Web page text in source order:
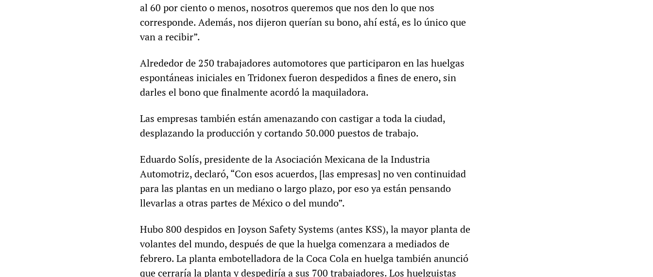
al 60 por ciento o menos, nosotros queremos que nos den lo que nos
corresponde. Además, nos dijeron querían su bono, ahí está, es lo único que
van a recibir”.
Alrededor de 250 trabajadores automotores que participaron en las huelgas
espontáneas iniciales en Tridonex fueron despedidos a fines de enero, sin
darles el bono que finalmente acordó la maquiladora.
Las empresas también están amenazando con castigar a toda la ciudad,
desplazando la producción y cortando 50.000 puestos de trabajo.
Eduardo Solís, presidente de la Asociación Mexicana de la Industria
Automotriz, declaró, “Con esos acuerdos, [las empresas] no ven continuidad
para las plantas en un mediano o largo plazo, por eso ya están pensando
llevarlas a otras partes de México o del mundo”.
Hubo 800 despidos en Joyson Safety Systems (antes KSS), la mayor planta de
volantes del mundo, después de que la huelga comenzara a mediados de
febrero. La planta embotelladora de la Coca Cola en huelga también anunció
que cerraría la planta y despediría a sus 700 trabajadores. Los huelguistas